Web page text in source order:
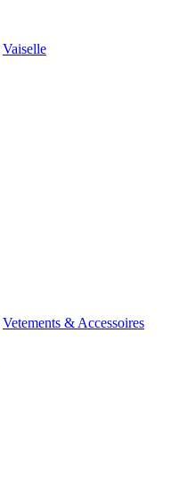
Vaiselle
Vetements & Accessoires